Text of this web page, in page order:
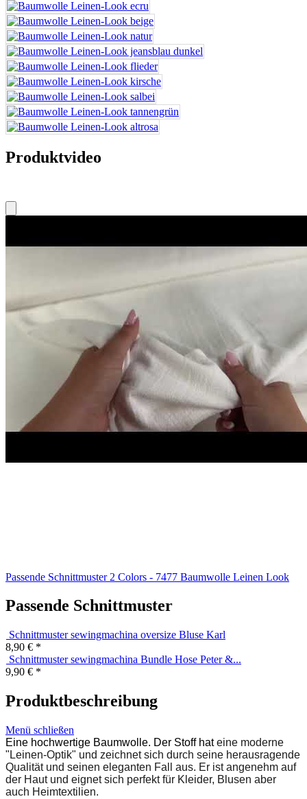
Produktvideo
Passende Schnittmuster 2 Colors - 7477 Baumwolle Leinen Look
Passende Schnittmuster
Schnittmuster sewingmachina oversize Bluse Karl
8,90 € *
Schnittmuster sewingmachina Bundle Hose Peter &...
9,90 € *
Produktbeschreibung
Menü schließen
Eine hochwertige Baumwolle. Der Stoff hateine moderne
"Leinen-Optik" und zeichnet sich durch seine herausragende
Qualität und seinen eleganten Fall aus. Er ist angenehm auf
der Haut und eignet sich perfekt für Kleider, Blusen aber
auch Heimtextilien.